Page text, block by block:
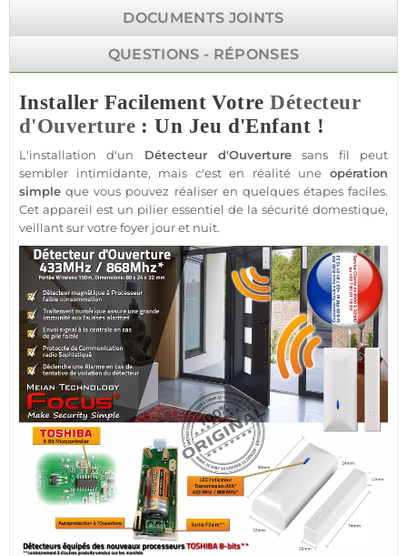
DOCUMENTS JOINTS
QUESTIONS - RÉPONSES
Installer Facilement VotreDétecteur
d'Ouverture: Un Jeu d'Enfant !
L'installation d'un Détecteur d'Ouverture sans fil peut
sembler intimidante, mais c'est en réalité une opération
simple que vous pouvez réaliser en quelques étapes faciles.
Cet appareil est un pilier essentiel de la sécurité domestique,
veillant sur votre foyer jour et nuit.